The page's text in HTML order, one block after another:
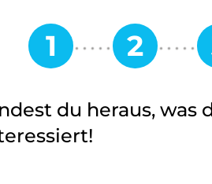
du heraus, was